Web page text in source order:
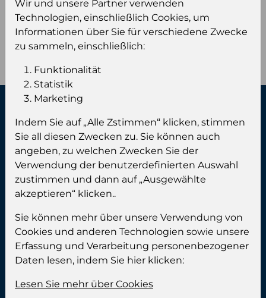
Einloggen
Kontaktiere uns:
Phone:+49 (0) 461 999 89 00
Telefax: +49 (0) 461 999 89 90
E-mail: info@calgros.de
Adresse:
Calgros (Famobra GmbH)
Industrieweg 10
Deutschland
Wir und unsere Partner verwenden
Technologien, einschließlich Cookies, um
Informationen über Sie für verschiedene Zwecke
zu sammeln, einschließlich:
Funktionalität
Statistik
Marketing
Indem Sie auf „Alle Zstimmen“ klicken, stimmen
Sie all diesen Zwecken zu. Sie können auch
angeben, zu welchen Zwecken Sie der
Verwendung der benutzerdefinierten Auswahl
zustimmen und dann auf „Ausgewählte
akzeptieren“ klicken..
Sie können mehr über unsere Verwendung von
Cookies und anderen Technologien sowie unsere
Erfassung und Verarbeitung personenbezogener
Daten lesen, indem Sie hier klicken:
Lesen Sie mehr über Cookies